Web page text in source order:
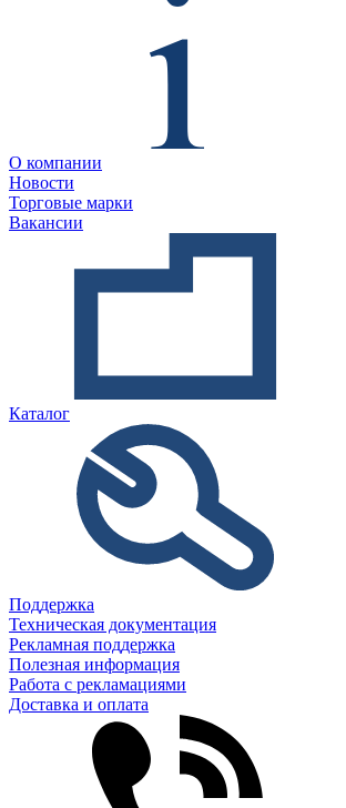
О компании
Новости
Торговые марки
Вакансии
Каталог
Поддержка
Техническая документация
Рекламная поддержка
Полезная информация
Работа с рекламациями
Доставка и оплата